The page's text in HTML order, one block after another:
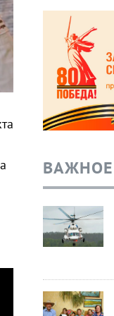
ВАЖНОЕ